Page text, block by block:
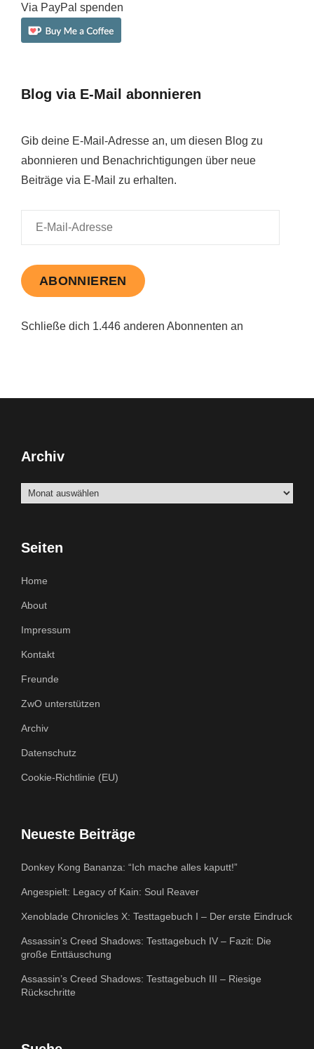
Via PayPal spenden
Blog via E-Mail abonnieren
Gib deine E-Mail-Adresse an, um diesen Blog zu
abonnieren und Benachrichtigungen über neue
Beiträge via E-Mail zu erhalten.
ABONNIEREN
Schließe dich 1.446 anderen Abonnenten an
Archiv
Archiv
Seiten
Home
About
Impressum
Kontakt
Freunde
ZwO unterstützen
Archiv
Datenschutz
Cookie-Richtlinie (EU)
Neueste Beiträge
Donkey Kong Bananza: “Ich mache alles kaputt!”
Angespielt: Legacy of Kain: Soul Reaver
Xenoblade Chronicles X: Testtagebuch I – Der erste Eindruck
Assassin’s Creed Shadows: Testtagebuch IV – Fazit: Die
große Enttäuschung
Assassin’s Creed Shadows: Testtagebuch III – Riesige
Rückschritte